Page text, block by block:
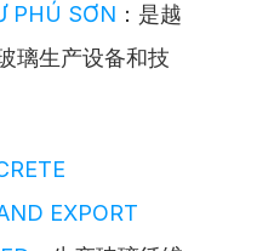
PHÚ SƠN ：是越
璃生产设备和技
EXPORT